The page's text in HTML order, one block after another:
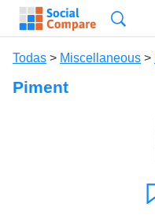
Todas > Miscellaneous >
Piment